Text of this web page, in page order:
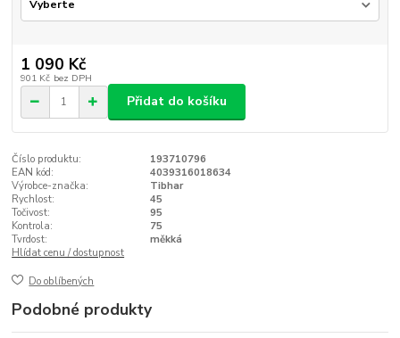
1 090 Kč
901 Kč bez DPH
Přidat do košíku
Číslo produktu:
193710796
EAN kód:
4039316018634
Výrobce-značka:
Tibhar
Rychlost:
45
Točivost:
95
Kontrola:
75
Tvrdost:
měkká
Hlídat cenu / dostupnost
Do oblíbených
Podobné produkty